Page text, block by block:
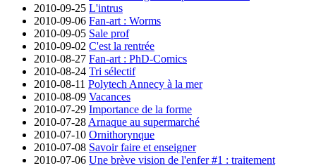
2010-09-25 L'intrus
2010-09-06 Fan-art : Worms
2010-09-05 Sale prof
2010-09-02 C'est la rentrée
2010-08-27 Fan-art : PhD-Comics
2010-08-24 Tri sélectif
2010-08-11 Polytech Annecy à la mer
2010-08-09 Vacances
2010-07-29 Importance de la forme
2010-07-28 Arnaque au supermarché
2010-07-10 Ornithorynque
2010-07-08 Savoir faire et enseigner
2010-07-06 Une brève vision de l'enfer #1 : traitement